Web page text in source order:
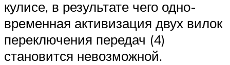
кулисе, в результате чего одно­
временная активизация двух вилок
переключения передач (4)
становится невозможной.